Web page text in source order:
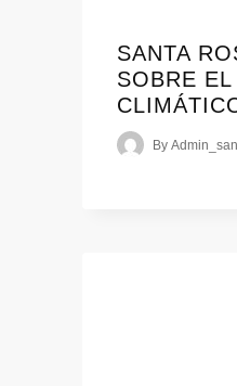
SANTA
SOBRE
By